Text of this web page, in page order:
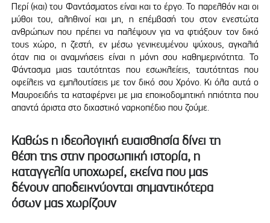
Περί (και) του Φαντάσματος είναι και το έργο. Το παρελθόν και οι
μύθοι του, αληθινοί και μη, η επέμβασή του στον ενεστώτα
ανθρώπων που πρέπει να παλέψουν για να φτιάξουν τον δικό
τους χώρο, η ζεστή, εν μέσω γενικευμένου ψύχους, αγκαλιά
όταν πια οι αναμνήσεις είναι η μόνη σου καθημερινότητα. Το
Φάντασμα μιας ταυτότητας που εσωκλείεις, ταυτότητας που
οφείλεις να εμπλουτίσεις με τον δικό σου Χρόνο. Κι όλα αυτά ο
Μαυροειδής τα καταφέρνει με μια εποικοδομητική ηπιότητα που
απαντά άριστα στο διχαστικό ναρκοπέδιο που ζούμε.
Καθώς η ιδεολογική ευαισθησία δίνει τη
θέση της στην προσωπική ιστορία, η
καταγγελία υποχωρεί, εκείνα που μας
δένουν αποδεικνύονται σημαντικότερα
όσων μας χωρίζουν